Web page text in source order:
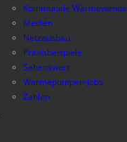
Kommunale Wärmewende
Medien
Netzausbau
Praxisbeispiele
Sehenswert
Wärmepumpen-Jobs
Zahlen